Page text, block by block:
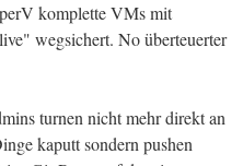
komplette VMs mit
wegsichert. No überteuerter
turnen nicht mehr direkt an
kaputt sondern pushen